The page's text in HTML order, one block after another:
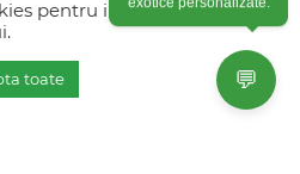
personalizata
pentru imbunatati
toate 💬
exotice personalizate.